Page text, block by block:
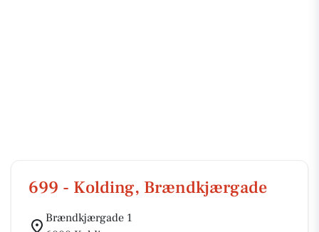
699 - Kolding, Brændkjærgade
Brændkjærgade 1